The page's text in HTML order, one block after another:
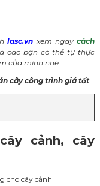
lasc.vn xem ngay cách
các bạn có thể tự thực
của mình nhé.
cây công trình giá tốt
cảnh, cây
cho cây cảnh